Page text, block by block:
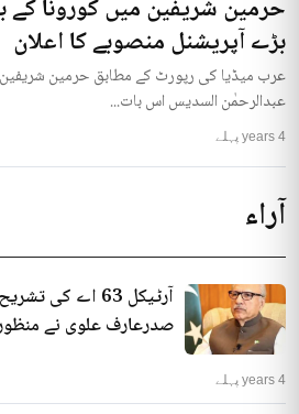
حرمین شریفین میں کورونا کے
بڑے آپریشنل منصوبے کا اعلان
عرب میڈیا کی رپورٹ کے مطابق حرمین شریفین
عبدالرحمٰن السدیس اس بات...
4 years پہلے
آراء
آرٹیکل 63 اے
صدرعارف علوی نے
4 years پہلے